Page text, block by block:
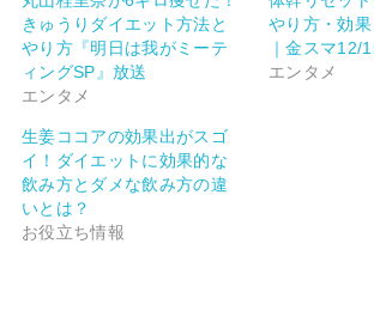
きゅうりダイエット方法と
やり方『明日は我がミーテ
ィングSP』放送
エンタメ
やり方・効
｜金スマ12/
エンタメ
生姜ココアの効果出がスゴ
イ！ダイエットに効果的な
飲み方とダメな飲み方の違
いとは？
お役立ち情報